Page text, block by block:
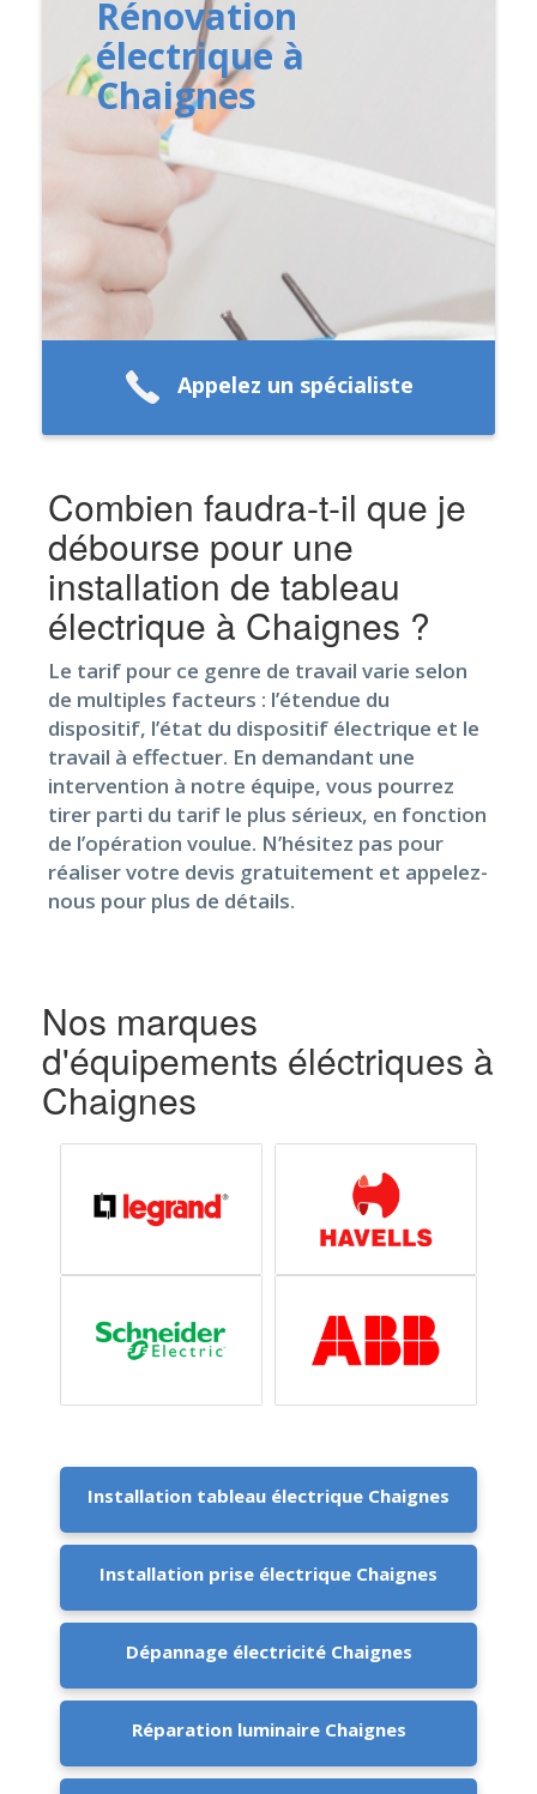
Rénovation
électrique à
Chaignes
Appelez un spécialiste
Combien faudra-t-il que je
débourse pour une
installation de tableau
électrique à Chaignes ?
Le tarif pour ce genre de travail varie selon
de multiples facteurs : l’étendue du
dispositif, l’état du dispositif électrique et le
travail à effectuer. En demandant une
intervention à notre équipe, vous pourrez
tirer parti du tarif le plus sérieux, en fonction
de l’opération voulue. N’hésitez pas pour
réaliser votre devis gratuitement et appelez-
nous pour plus de détails.
Nos marques
d'équipements éléctriques à
Chaignes
Installation tableau électrique Chaignes
Installation prise électrique Chaignes
Dépannage électricité Chaignes
Réparation luminaire Chaignes